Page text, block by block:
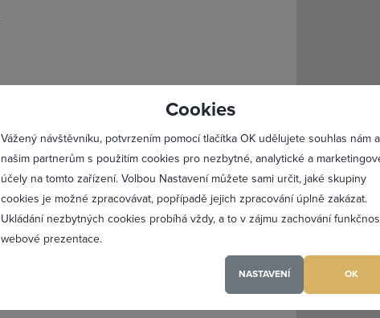
Cookies
Vážený návštěvníku, potvrzením pomocí tlačítka OK udělujete souhlas nám a
našim partnerům s použitím cookies pro nezbytné, analytické a
účely na tomto zařízení. Volbou Nastavení můžete sami určit, jaké skupiny
cookies je možné zpracovávat, popřípadě jejich zpracování úplně zakázat.
Ukládání nezbytných cookies probíhá vždy, a to v zájmu zachování
webové prezentace.
NASTAVENÍ OK
Profesionální přístup k
Vždy aktuální